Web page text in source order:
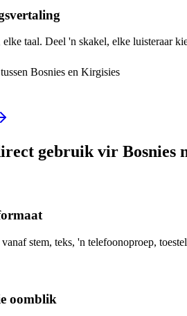
elke taal. Deel 'n skakel, elke luisteraar
Bosnies en Kirgisies
gebruik vir Bosnies
stem, teks, 'n telefoonoproep,
oomblik